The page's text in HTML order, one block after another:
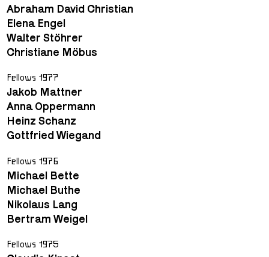
Abraham David Christian
Elena Engel
Walter Stöhrer
Christiane Möbus
Fellows 1977
Jakob Mattner
Anna Oppermann
Heinz Schanz
Gottfried Wiegand
Fellows 1976
Michael Bette
Michael Buthe
Nikolaus Lang
Bertram Weigel
Fellows 1975